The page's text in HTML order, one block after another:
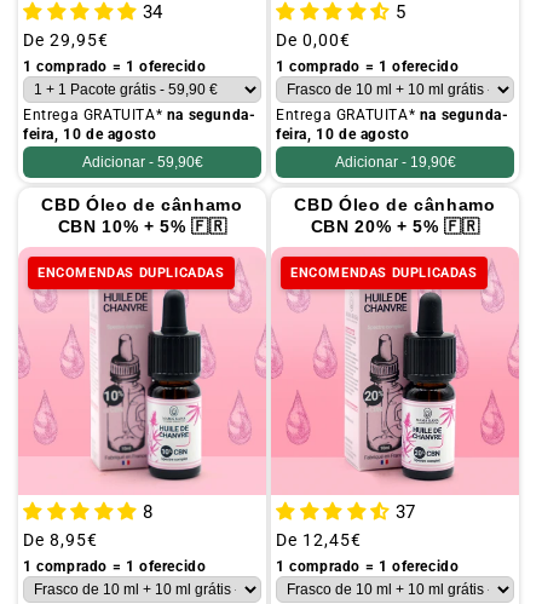
34
Preço
habitual
De 29,95€
1 comprado = 1 oferecido
Entrega GRATUITA* na segunda-
feira, 10 de agosto
Adicionar - 59,90€
5
Preço
habitual
De 0,00€
1 comprado = 1 oferecido
Entrega GRATUITA* na segunda-
feira, 10 de agosto
Adicionar - 19,90€
CBD Óleo de cânhamo
CBN 10% + 5% 🇫🇷
ENCOMENDAS DUPLICADAS
8
Preço
habitual
De 8,95€
1 comprado = 1 oferecido
CBD Óleo de cânhamo
CBN 20% + 5% 🇫🇷
ENCOMENDAS DUPLICADAS
37
Preço
habitual
De 12,45€
1 comprado = 1 oferecido